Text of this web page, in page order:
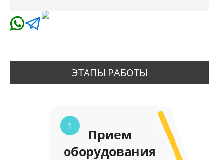
ЭТАПЫ РАБОТЫ
1
Прием
оборудования